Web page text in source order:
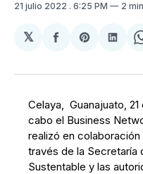
21 julio 2022 . 6:25 PM 2
𝕏
Compartir
Facebook
Share
Pinterest
Celaya, Guanajuato,
cabo el Business
realizó en
través de la Secretaría
Sustentable y las